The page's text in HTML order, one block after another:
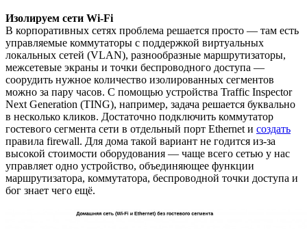
Изолируем сети Wi-Fi
В корпоративных сетях проблема решается просто — там есть
управляемые коммутаторы с поддержкой виртуальных
локальных сетей (VLAN), разнообразные маршрутизаторы,
межсетевые экраны и точки беспроводного доступа —
соорудить нужное количество изолированных сегментов
можно за пару часов. С помощью устройства Traffic Inspector
Next Generation (TING), например, задача решается буквально
в несколько кликов. Достаточно подключить коммутатор
гостевого сегмента сети в отдельный порт Ethernet и создать
правила firewall. Для дома такой вариант не годится из-за
высокой стоимости оборудования — чаще всего сетью у нас
управляет одно устройство, объединяющее функции
маршрутизатора, коммутатора, беспроводной точки доступа и
бог знает чего ещё.